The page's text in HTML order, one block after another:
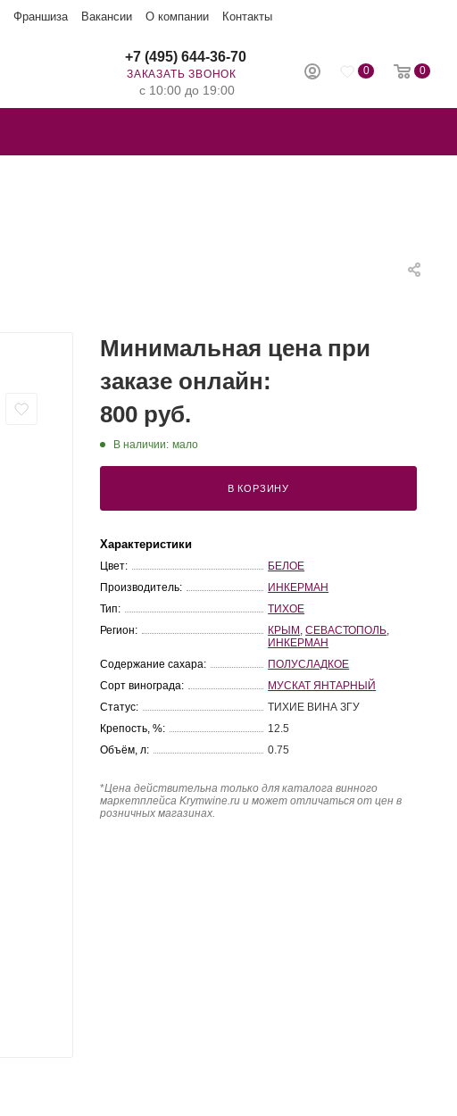
Франшиза Вакансии О компании Контакты
0 0
+7 (495) 644-36-70
ЗАКАЗАТЬ ЗВОНОК
с 10:00 до 19:00
Минимальная цена при
заказе онлайн:
800 руб.
В наличии: мало
В КОРЗИНУ
Характеристики
Цвет:
БЕЛОЕ
Производитель:
ИНКЕРМАН
Тип:
ТИХОЕ
Регион:
КРЫМ ,СЕВАСТОПОЛЬ
ИНКЕРМАН
Содержание сахара:
ПОЛУСЛАДКОЕ
Сорт винограда:
МУСКАТ ЯНТАРНЫЙ
Статус:
ТИХИЕ ВИНА ЗГУ
Крепость, %:
12.5
Объём, л:
0.75
*Цена действительна только для каталога винного
маркетплейса Krymwine.ru и может отличаться от цен в
розничных магазинах.